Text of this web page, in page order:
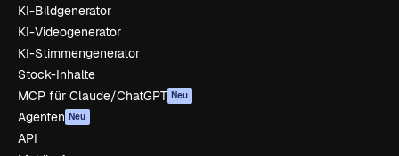
KI-Bildgenerator
KI-Videogenerator
KI-Stimmengenerator
Stock-Inhalte
MCP für Claude/ChatGPT Neu
Agenten Neu
API